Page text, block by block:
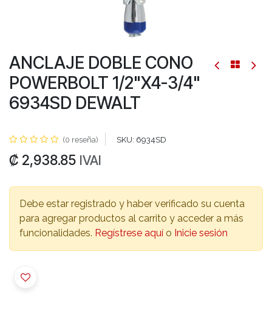
ANCLAJE DOBLE CONO
POWERBOLT 1/2"X4-3/4"
6934SD DEWALT
(0 reseña) SKU: 6934SD
₡ 2,938.85 IVAI
Debe estar registrado y haber verificado su cuenta
para agregar productos al carrito y acceder a más
funcionalidades. Regístrese aquí o Inicie sesión